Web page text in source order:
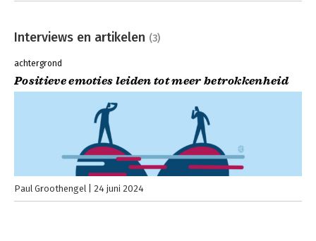
Interviews en artikelen (3)
achtergrond
Positieve emoties leiden tot meer betrokkenheid
Paul Groothengel 24 juni 2024